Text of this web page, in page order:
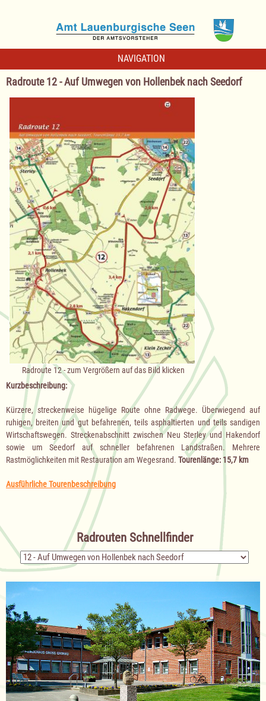
NAVIGATION
Radroute 12 - Auf Umwegen von Hollenbek nach Seedorf
Radroute 12 - zum Vergrößern auf das Bild klicken
Kurzbeschreibung:
Kürzere, streckenweise hügelige Route ohne Radwege. Überwiegend auf
ruhigen, breiten und gut befahrenen, teils asphaltierten und teils sandigen
Wirtschaftswegen. Streckenabschnitt zwischen Neu Sterley und Hakendorf
sowie um Seedorf auf schneller befahrenen Landstraßen. Mehrere
Rastmöglichkeiten mit Restauration am Wegesrand. Tourenlänge: 15,7 km
Ausführliche Tourenbeschreibung
Radrouten Schnellfinder
Zielseite